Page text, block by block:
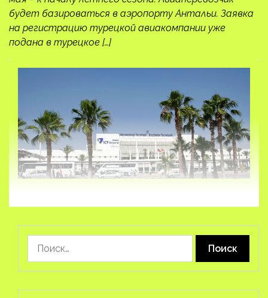
будет базироваться в аэропорту Антальи. Заявка
на регистрацию турецкой авиакомпании уже
подана в турецкое […]